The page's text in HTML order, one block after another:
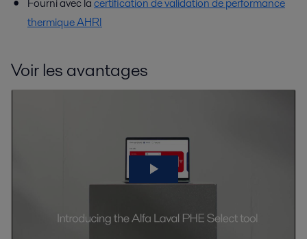
Fourni avec lacertification de validation de performance
thermique AHRI
Voir les avantages